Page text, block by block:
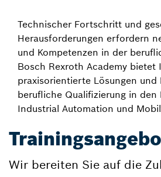
Technischer Fortschritt und
Herausforderungen erfordern
und Kompetenzen in der
Bosch Rexroth Academy bietet
praxisorientierte Lösungen und
berufliche Qualifizierung in den
Industrial Automation und
Wir bereiten Sie auf die